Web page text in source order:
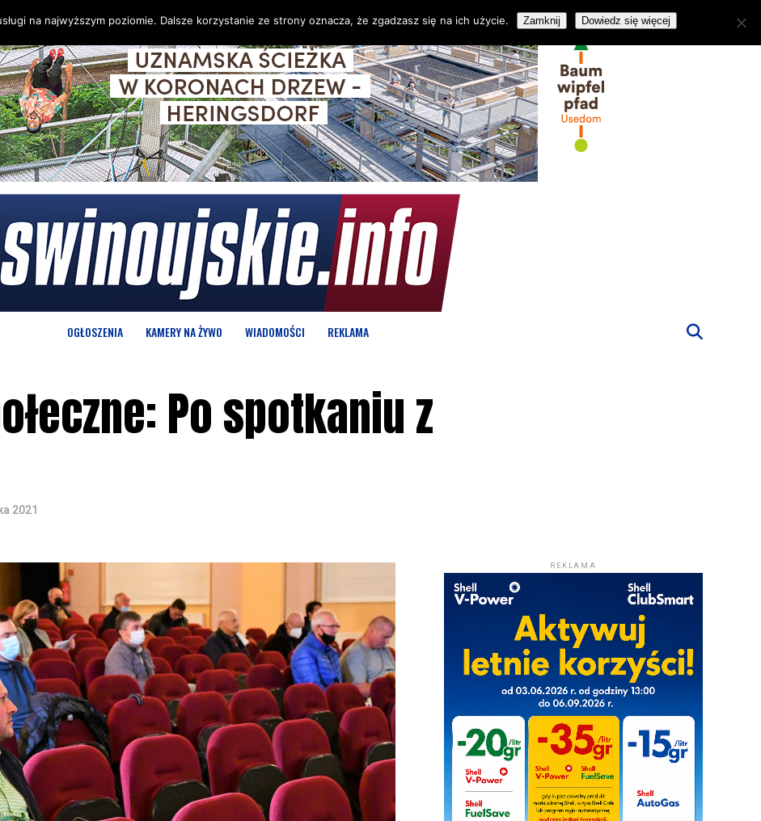
OGŁOSZENIA KAMERY NA ŻYWO WIADOMOŚCI REKLAMA
Po spotkaniu z
2021
REKLAMA
na najwyższym poziomie. Dalsze korzystanie ze strony oznacza, że zgadzasz się na ich użycie. Zamknij Dowiedz się więcej